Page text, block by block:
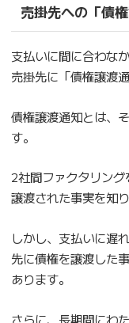
売掛先への「債
支払いに間に合わな
売掛先に「債権譲渡
債権譲渡通知とは、
す。
2社間ファクタリン
譲渡された事実を知り
しかし、支払いに遅
先に債権を譲渡した
あります。
さらに、長期間にわ